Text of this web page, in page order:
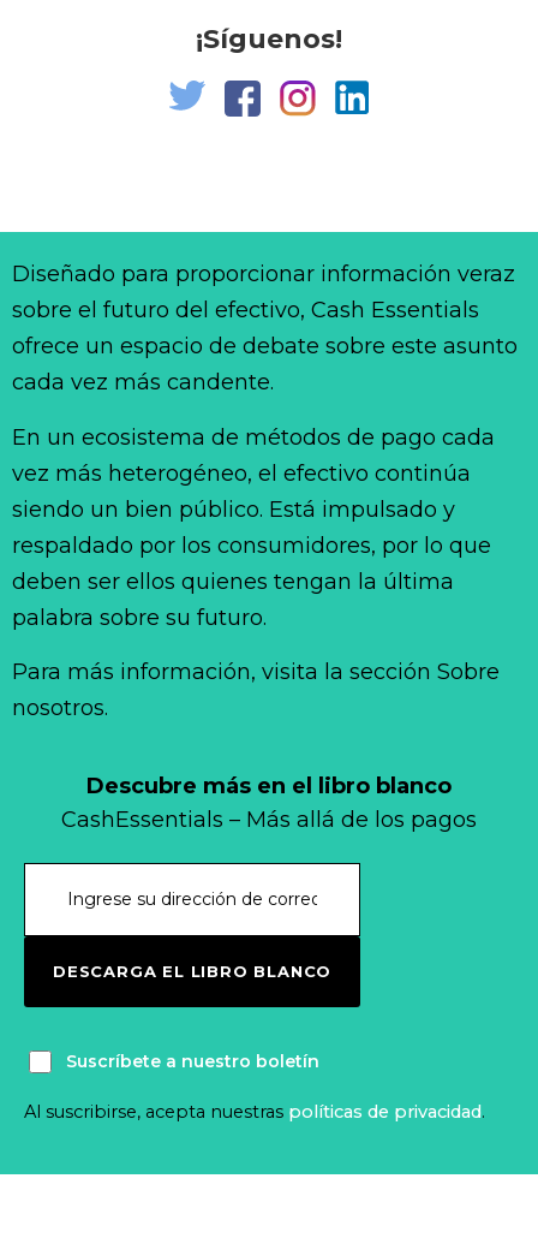
¡Síguenos!
Descubre más en el libro blanco
CashEssentials – Más allá de los pagos
DESCARGA EL LIBRO BLANCO
Suscríbete a nuestro boletín
Al suscribirse, acepta nuestras políticas de privacidad.
Diseñado para proporcionar información veraz
sobre el futuro del efectivo, Cash Essentials
ofrece un espacio de debate sobre este asunto
cada vez más candente.
En un ecosistema de métodos de pago cada
vez más heterogéneo, el efectivo continúa
siendo un bien público. Está impulsado y
respaldado por los consumidores, por lo que
deben ser ellos quienes tengan la última
palabra sobre su futuro.
Para más información, visita la sección Sobre
nosotros.